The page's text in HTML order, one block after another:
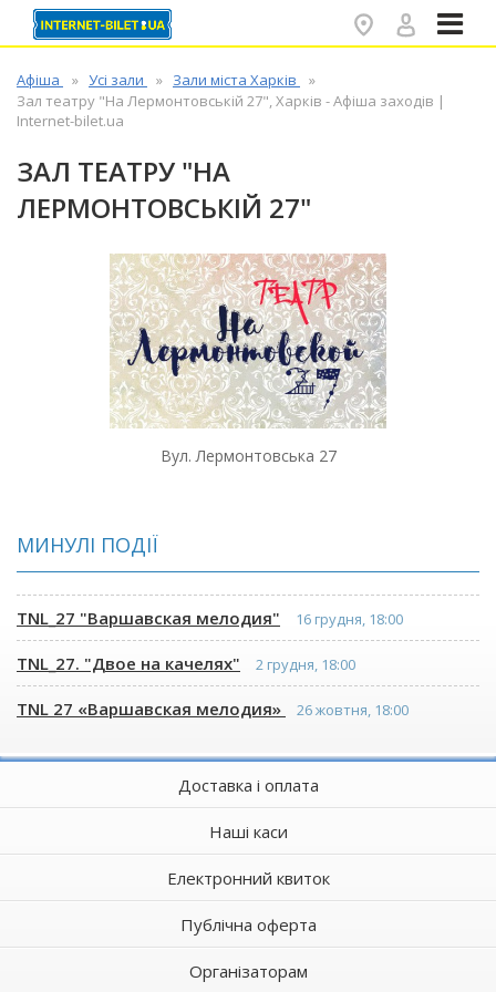
Афіша Усі зали
Зали міста Харків
Зал театру "На Лермонтовській 27", Харків - Афіша заходів |
Internet-bilet.ua
ЗАЛ ТЕАТРУ "НА
ЛЕРМОНТОВСЬКІЙ 27"
Вул. Лермонтовська 27
МИНУЛІ ПОДІЇ
TNL_27 "Варшавская мелодия" 16 грудня, 18:00
TNL_27. "Двое на качелях" 2 грудня, 18:00
TNL 27 «Варшавская мелодия» 26 жовтня, 18:00
Доставка і оплата
Наші каси
Електронний квиток
Публічна оферта
Організаторам